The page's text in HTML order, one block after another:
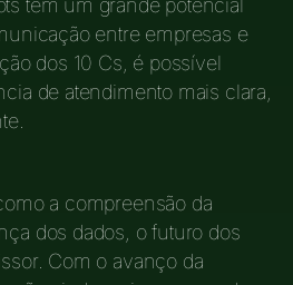
entre empresas e
dos 10 Cs, é possível
de atendimento mais clara,
a compreensão da
dos dados, o futuro dos
Com o avanço da